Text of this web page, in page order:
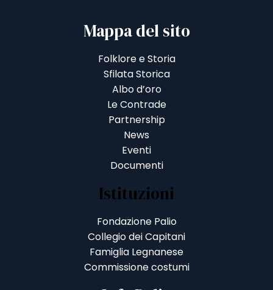
Mappa del sito
Folklore e Storia
Sfilata Storica
Albo d’oro
Le Contrade
Partnership
News
Eventi
Documenti
Istituzioni
Fondazione Palio
Collegio dei Capitani
Famiglia Legnanese
Commissione costumi